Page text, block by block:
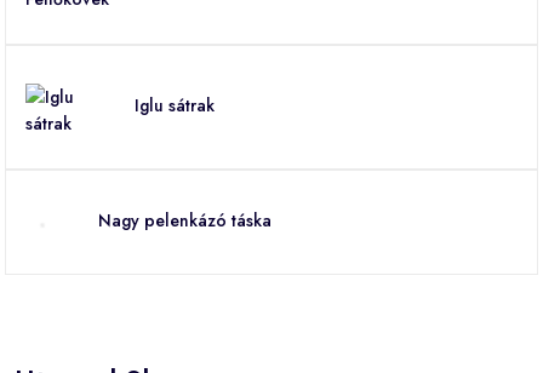
Iglu sátrak
Nagy pelenkázó táska